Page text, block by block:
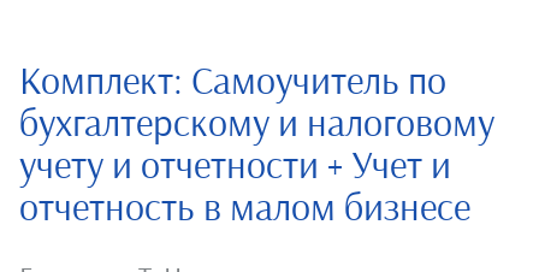
Комплект: Самоучитель по
бухгалтерскому и налоговому
учету и отчетности + Учет и
отчетность в малом бизнесe